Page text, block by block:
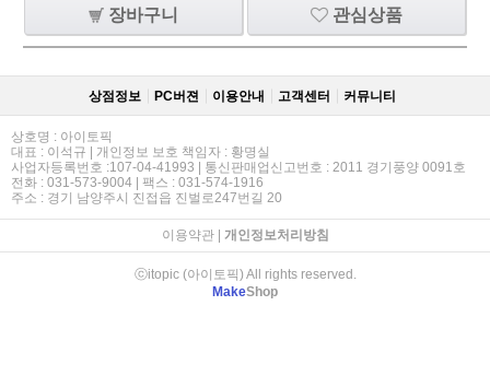
장바구니 관심상품
상점정보 PC버젼 이용안내 고객센터 커뮤니티
상호명 : 아이토픽
대표 : 이석규 | 개인정보 보호 책임자 : 황명실
사업자등록번호 :107-04-41993 | 통신판매업신고번호 : 2011 경기풍양 0091호
전화 : 031-573-9004 | 팩스 : 031-574-1916
주소 : 경기 남양주시 진접읍 진벌로247번길 20
이용약관| 개인정보처리방침
ⓒitopic (아이토픽) All rights reserved.
MakeShop